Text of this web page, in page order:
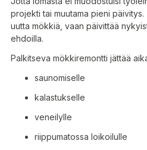
projekti tai muutama pieni
uutta mökkiä, vaan päivittää
ehdoilla.
Palkitseva mökkiremontti jättää
saunomiselle
kalastukselle
veneilylle
riippumatossa loikoilulle